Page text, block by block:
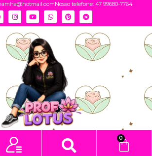
Nosso telefone: 47 99680-7764
0